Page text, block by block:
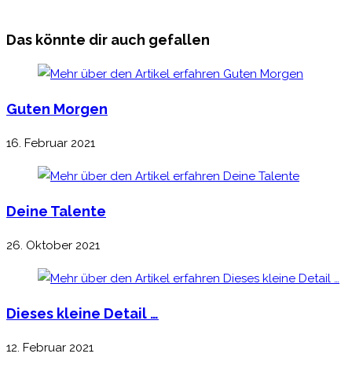
Das könnte dir auch gefallen
Guten Morgen
16. Februar 2021
Deine Talente
26. Oktober 2021
Dieses kleine Detail …
12. Februar 2021